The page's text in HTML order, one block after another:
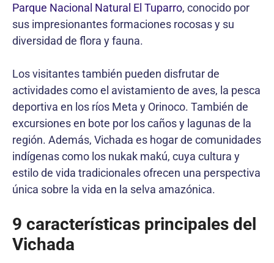
Parque Nacional Natural El Tuparro, conocido por
sus impresionantes formaciones rocosas y su
diversidad de flora y fauna.
Los visitantes también pueden disfrutar de
actividades como el avistamiento de aves, la pesca
deportiva en los ríos Meta y Orinoco. También de
excursiones en bote por los caños y lagunas de la
región. Además, Vichada es hogar de comunidades
indígenas como los nukak makú, cuya cultura y
estilo de vida tradicionales ofrecen una perspectiva
única sobre la vida en la selva amazónica.
9 características principales del
Vichada